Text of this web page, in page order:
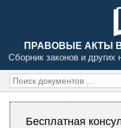
ПРАВОВЫЕ АКТЫ
Сборник законов и
Бесплатная